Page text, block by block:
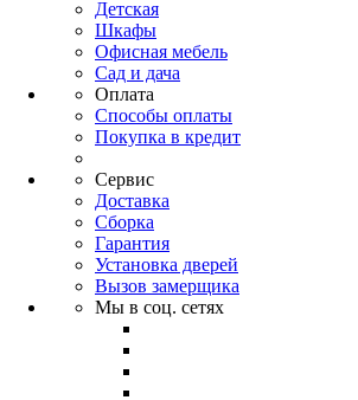
Детская
Шкафы
Офисная мебель
Сад и дача
Оплата
Способы оплаты
Покупка в кредит
Сервис
Доставка
Сборка
Гарантия
Установка дверей
Вызов замерщика
Мы в соц. сетях